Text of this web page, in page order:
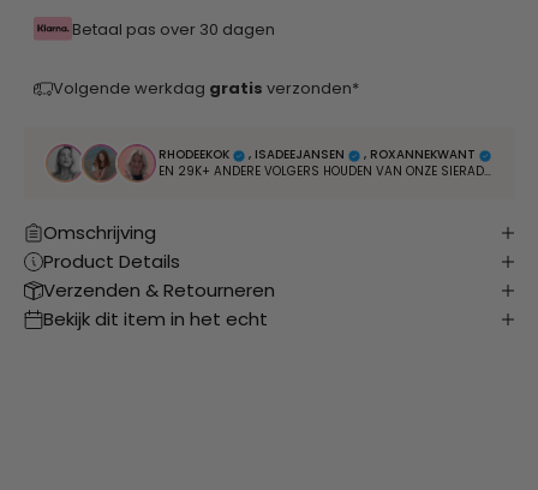
Betaal pas over 30 dagen
Volgende werkdag gratis verzonden*
RHODEEKOK , ISADEEJANSEN
, ROXANNEKWANT
EN 29K+ ANDERE VOLGERS HOUDEN VAN ONZE SIERADEN
Omschrijving
Product Details
Verzenden & Retourneren
Bekijk dit item in het echt